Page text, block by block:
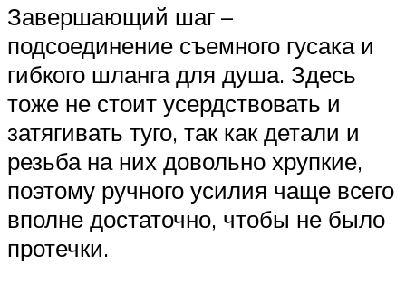
Завершающий шаг –
подсоединение съемного гусака и
гибкого шланга для душа. Здесь
тоже не стоит усердствовать и
затягивать туго, так как детали и
резьба на них довольно хрупкие,
поэтому ручного усилия чаще всего
вполне достаточно, чтобы не было
протечки.